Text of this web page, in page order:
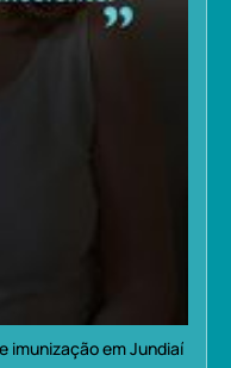
imunização em Jundiaí